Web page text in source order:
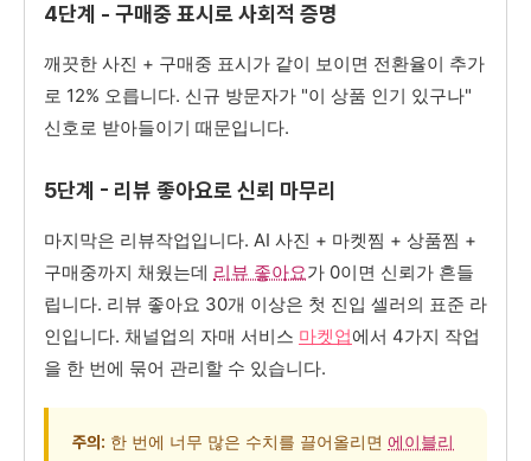
4단계 - 구매중 표시로 사회적 증명
깨끗한 사진 + 구매중 표시가 같이 보이면 전환율이 추가
로 12% 오릅니다. 신규 방문자가 "이 상품 인기 있구나"
신호로 받아들이기 때문입니다.
5단계 - 리뷰 좋아요로 신뢰 마무리
마지막은 리뷰작업입니다. AI 사진 + 마켓찜 + 상품찜 +
구매중까지 채웠는데 리뷰 좋아요가 0이면 신뢰가 흔들
립니다. 리뷰 좋아요 30개 이상은 첫 진입 셀러의 표준 라
인입니다. 채널업의 자매 서비스 마켓업에서 4가지 작업
을 한 번에 묶어 관리할 수 있습니다.
주의: 한 번에 너무 많은 수치를 끌어올리면 에이블리